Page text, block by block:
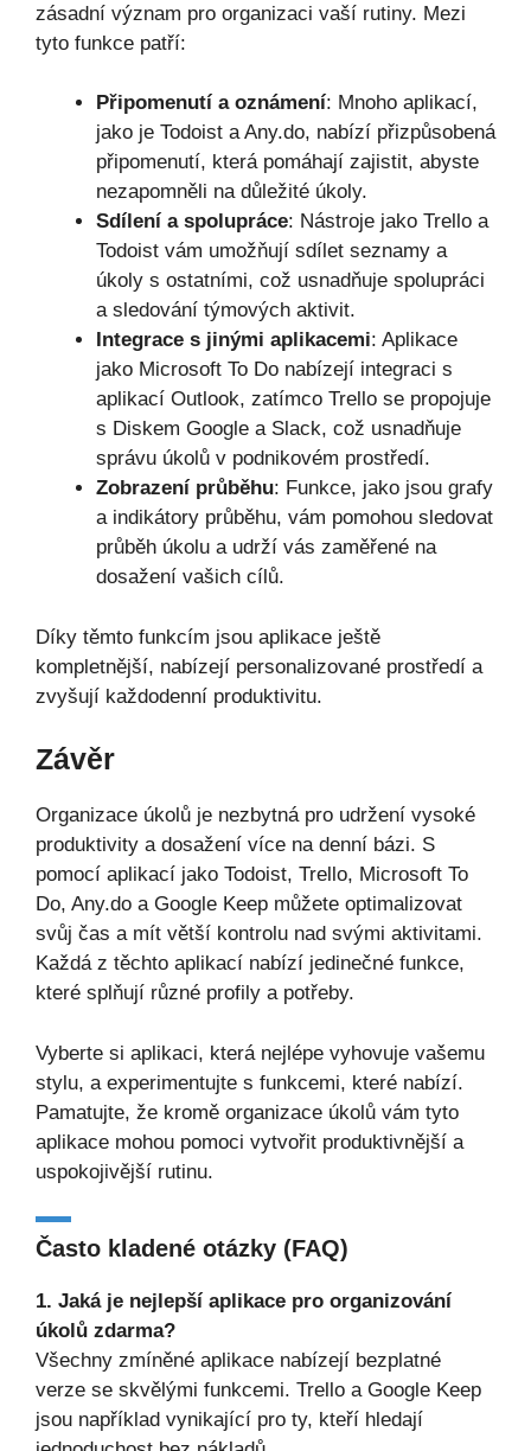
zásadní význam pro organizaci vaší rutiny. Mezi
tyto funkce patří:
Připomenutí a oznámení: Mnoho aplikací,
jako je Todoist a Any.do, nabízí přizpůsobená
připomenutí, která pomáhají zajistit, abyste
nezapomněli na důležité úkoly.
Sdílení a spolupráce: Nástroje jako Trello a
Todoist vám umožňují sdílet seznamy a
úkoly s ostatními, což usnadňuje spolupráci
a sledování týmových aktivit.
Integrace s jinými aplikacemi: Aplikace
jako Microsoft To Do nabízejí integraci s
aplikací Outlook, zatímco Trello se propojuje
s Diskem Google a Slack, což usnadňuje
správu úkolů v podnikovém prostředí.
Zobrazení průběhu: Funkce, jako jsou grafy
a indikátory průběhu, vám pomohou sledovat
průběh úkolu a udrží vás zaměřené na
dosažení vašich cílů.
Díky těmto funkcím jsou aplikace ještě
kompletnější, nabízejí personalizované prostředí a
zvyšují každodenní produktivitu.
Závěr
Organizace úkolů je nezbytná pro udržení vysoké
produktivity a dosažení více na denní bázi. S
pomocí aplikací jako Todoist, Trello, Microsoft To
Do, Any.do a Google Keep můžete optimalizovat
svůj čas a mít větší kontrolu nad svými aktivitami.
Každá z těchto aplikací nabízí jedinečné funkce,
které splňují různé profily a potřeby.
Vyberte si aplikaci, která nejlépe vyhovuje vašemu
stylu, a experimentujte s funkcemi, které nabízí.
Pamatujte, že kromě organizace úkolů vám tyto
aplikace mohou pomoci vytvořit produktivnější a
uspokojivější rutinu.
Často kladené otázky (FAQ)
1. Jaká je nejlepší aplikace pro organizování
úkolů zdarma?
Všechny zmíněné aplikace nabízejí bezplatné
verze se skvělými funkcemi. Trello a Google Keep
jsou například vynikající pro ty, kteří hledají